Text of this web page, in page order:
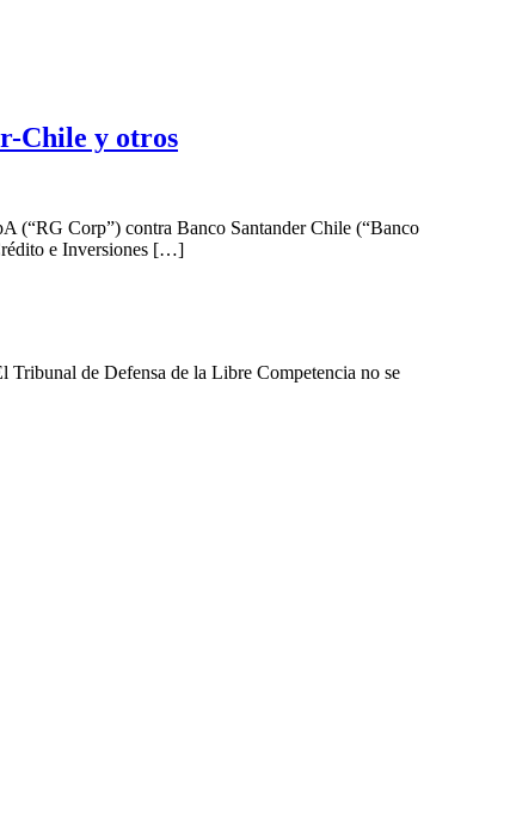
Chile y otros
(“RG Corp”) contra Banco Santander Chile (“Banco
e Inversiones […]
Tribunal de Defensa de la Libre Competencia no se